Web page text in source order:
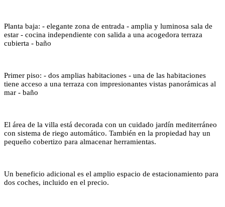
Planta baja: - elegante zona de entrada - amplia y luminosa sala de
estar - cocina independiente con salida a una acogedora terraza
cubierta - baño
Primer piso: - dos amplias habitaciones - una de las habitaciones
tiene acceso a una terraza con impresionantes vistas panorámicas al
mar - baño
El área de la villa está decorada con un cuidado jardín mediterráneo
con sistema de riego automático. También en la propiedad hay un
pequeño cobertizo para almacenar herramientas.
Un beneficio adicional es el amplio espacio de estacionamiento para
dos coches, incluido en el precio.